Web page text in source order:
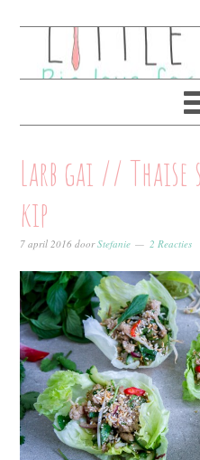
Larb gai //
kip
7 april 2016 doorStefanie 2 Reacties